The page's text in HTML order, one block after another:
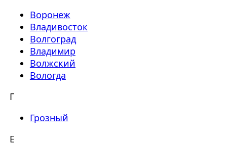
Воронеж
Владивосток
Волгоград
Владимир
Волжский
Вологда
Г
Грозный
Е